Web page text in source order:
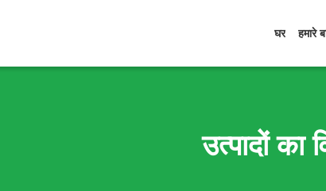
घर हमारे
उत्पादों का